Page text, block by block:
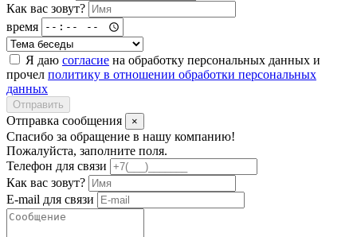
Как вас зовут?
время
Я даю согласие на обработку персональных данных и
прочел политику в отношении обработки персональных
данных
Отправить
Отправка сообщения ×
Спасибо за обращение в нашу компанию!
Пожалуйста, заполните поля.
Телефон для связи
Как вас зовут?
E-mail для связи